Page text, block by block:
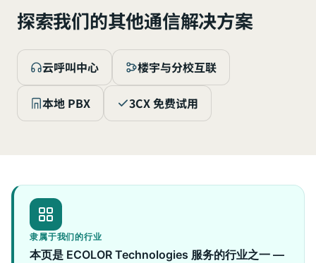
探索我们的其他通信解决方案
云呼叫中心 楼宇与分校互联
本地 PBX 3CX 免费试用
隶属于我们的行业
本页是 ECOLOR Technologies 服务的行业之一 —